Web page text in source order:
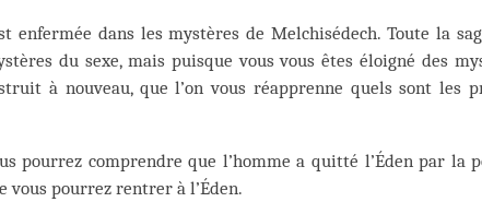
enfermée dans les mystères de Melchisédech. Toute la
du sexe, mais puisque vous vous êtes éloigné des
à nouveau, que l’on vous réapprenne quels sont les
pourrez comprendre que l’homme a quitté l’Éden par la
pourrez rentrer à l’Éden.